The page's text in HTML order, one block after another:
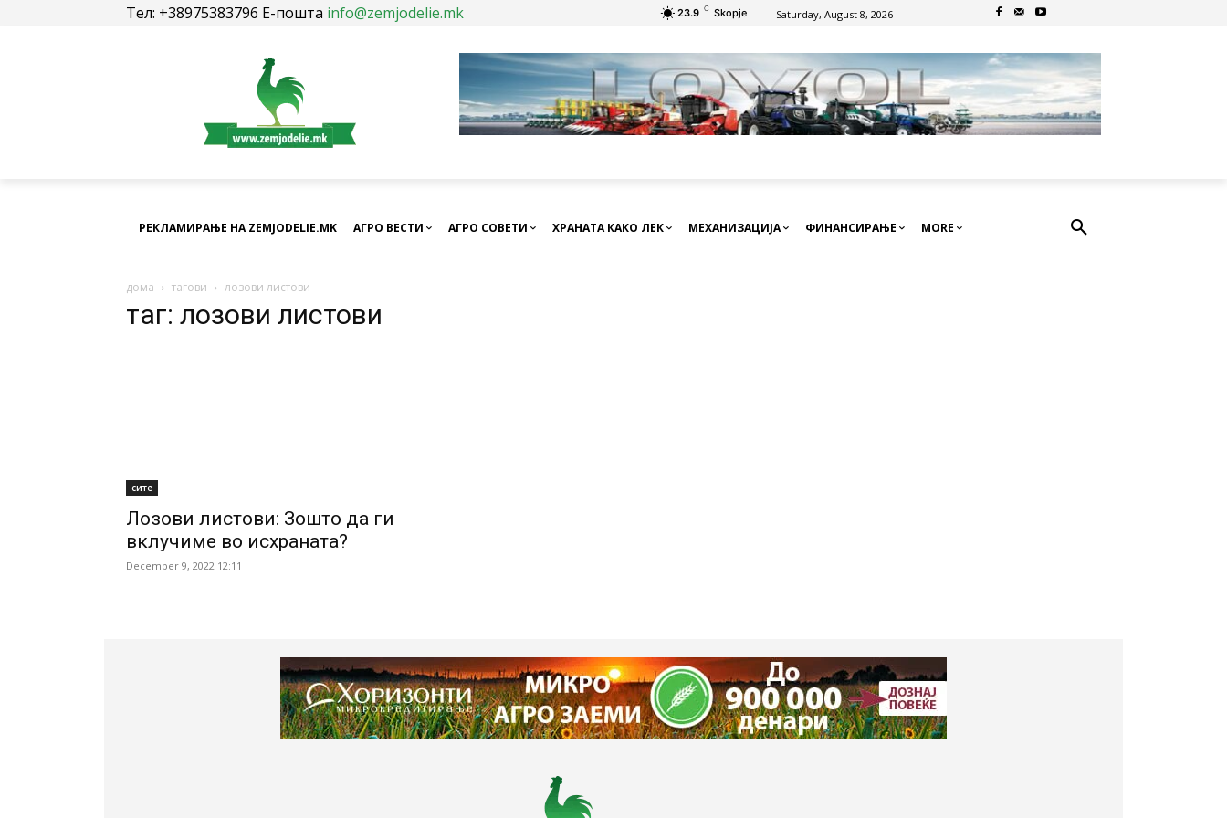
Тел: +38975383796 Е-пошта info@zemjodelie.mk 23.9 C Skopje Saturday, August 8, 2026
РЕКЛАМИРАЊЕ НА ZEMJODELIE.MK АГРО ВЕСТИ АГРО СОВЕТИ ХРАНАТА КАКО ЛЕК МЕХАНИЗАЦИЈА ФИНАНСИРАЊЕ MORE
дома тагови лозови листови
таг: лозови листови
сите
Лозови листови: Зошто да ги
вклучиме во исхраната?
December 9, 2022 12:11